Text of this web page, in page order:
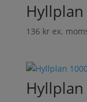
136 kr ex.